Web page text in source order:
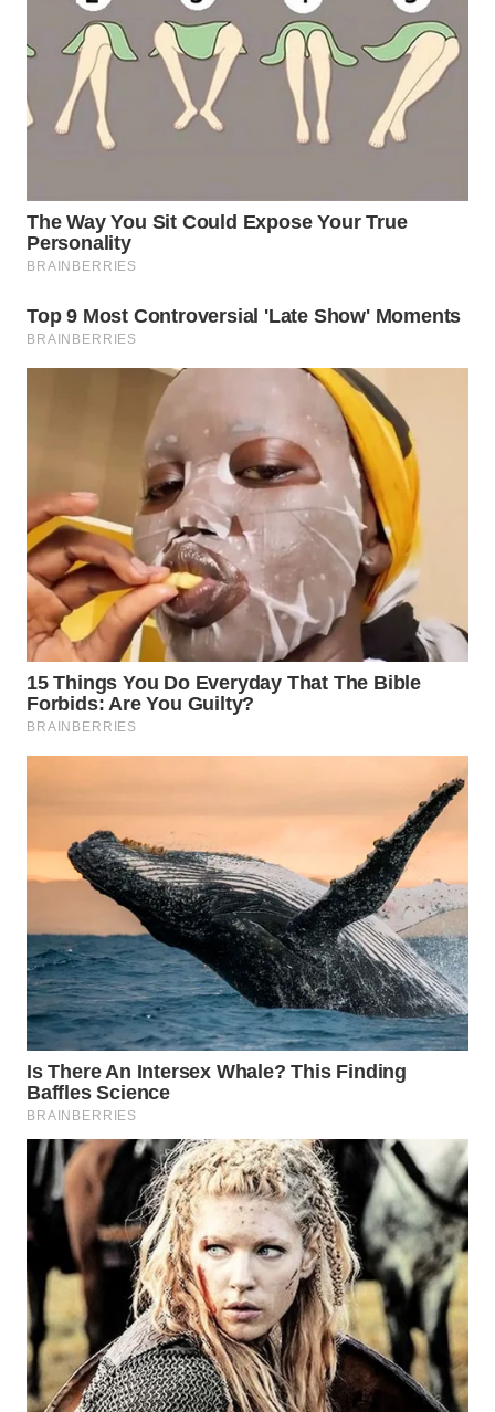
WN
KUNINGAN
WN
MAJALENGKA
WN
SUBANG
SUKABUMI
WN
TIMUR
WN
SEMARANG
WN
SOLO
WN
MADURA
WN
WN
NATUNA
WN
BINTAN
MANDALIKA
WN
LIKUPANG
WN
LABUANBAJO
WN
BORNEO